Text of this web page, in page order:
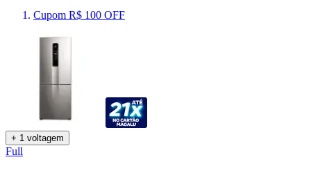
Cupom R$ 100 OFF
+ 1 voltagem
Full